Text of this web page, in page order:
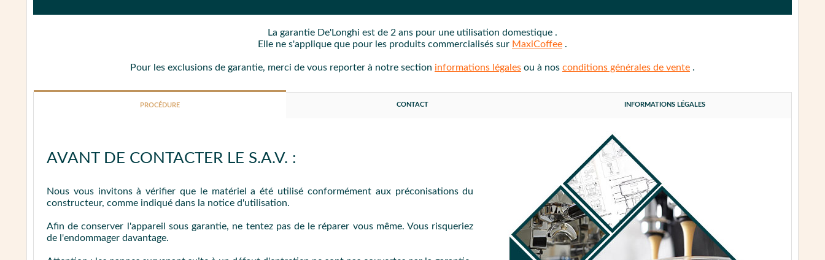
La garantie De'Longhi est de 2 ans pour une utilisation domestique .
Elle ne s'applique que pour les produits commercialisés sur MaxiCoffee .
Pour les exclusions de garantie, merci de vous reporter à notre section informations légales ou à nos conditions générales de vente .
PROCÉDURE CONTACT INFORMATIONS LÉGALES
AVANT DE CONTACTER LE S.A.V. :
Nous vous invitons à vérifier que le matériel a été utilisé conformément aux préconisations du
constructeur, comme indiqué dans la notice d'utilisation.
Afin de conserver l'appareil sous garantie, ne tentez pas de le réparer vous même. Vous risqueriez
de l'endommager davantage.